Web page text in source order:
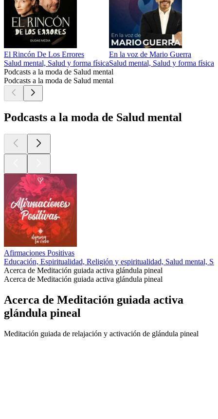
El Rincón De Los Errores
Salud mental, Salud y forma física
En la voz de Mario Guerra
Salud mental, Salud y forma física
Podcasts a la moda de Salud mental
Podcasts a la moda de Salud mental
Podcasts a la moda de Salud mental
Afirmaciones Positivas
Educación, Espiritualidad, Religión y espiritualidad, Salud mental,
Acerca de Meditación guiada activa glándula pineal
Acerca de Meditación guiada activa glándula pineal
Acerca de Meditación guiada activa
glándula pineal
Meditación guiada de relajación y activación de glándula pineal